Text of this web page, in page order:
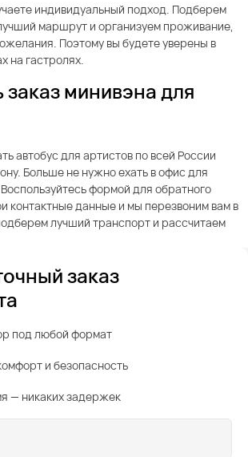
индивидуальный подход. Подберем
маршрут и организуем проживание,
Поэтому вы будете уверены в
на гастролях.
заказ минивэна для
автобус для артистов по всей России
Больше не нужно ехать в офис для
формой для обратного
контактные данные и мы перезвоним вам в
лучший транспорт и рассчитаем
заказ
под любой формат
и безопасность
— никаких задержек